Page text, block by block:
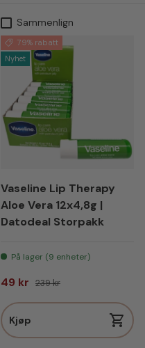
Sammenlign
79% rabatt
Nyhet
Vaseline Lip Therapy
Aloe Vera 12x4,8g |
Datodeal Storpakk
På lager (9 enheter)
Salgspris
49 kr Vanlig pris
239 kr
Kjøp